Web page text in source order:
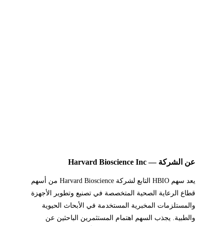
عن الشركة — Harvard Bioscience Inc
يعد سهم HBIO التابع لشركة Harvard Bioscience من أسهم
قطاع الرعاية الصحية المتخصصة في تصنيع وتطوير الأجهزة
والمستلزمات المخبرية المستخدمة في الأبحاث الحيوية
والطبية. يجذب السهم اهتمام المستثمرين الباحثين عن